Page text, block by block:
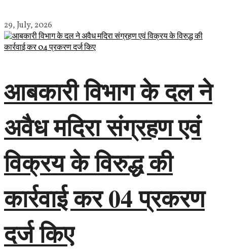
29, July, 2026
आबकारी विभाग के दल ने
अवैध मदिरा संग्रहण एवं
विक्रय के विरुद्ध की
कार्रवाई कर 04 प्रकरण
दर्ज किए